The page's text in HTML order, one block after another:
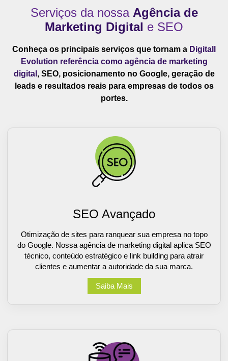
Serviços da nossa Agência de
Marketing Digital e SEO
Conheça os principais serviços que tornam a Digitall
Evolution referência como agência de marketing
digital , SEO, posicionamento no Google, geração de
leads e resultados reais para empresas de todos os
portes.
SEO Avançado
Otimização de sites para ranquear sua empresa no topo
do Google. Nossa agência de marketing digital aplica SEO
técnico, conteúdo estratégico e link building para atrair
clientes e aumentar a autoridade da sua marca.
Saiba Mais